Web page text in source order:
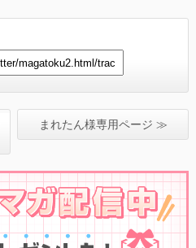
まれたん様専用ページ ≫